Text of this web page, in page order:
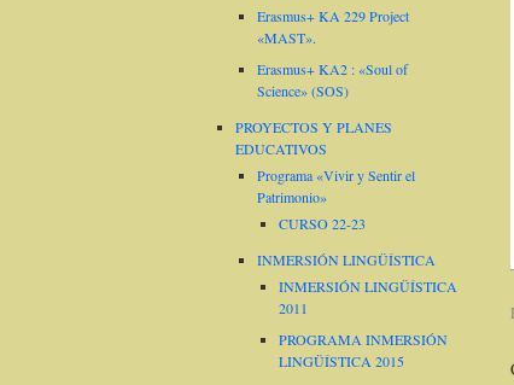
Erasmus+ KA 229 Project
«MAST».
Erasmus+ KA2 : «Soul of
Science» (SOS)
PROYECTOS Y PLANES
EDUCATIVOS
Programa «Vivir y Sentir el
Patrimonio»
CURSO 22-23
INMERSIÓN LINGÜÍSTICA
INMERSIÓN LINGÜÍSTICA
2011
PROGRAMA INMERSIÓN
LINGÜÍSTICA 2015